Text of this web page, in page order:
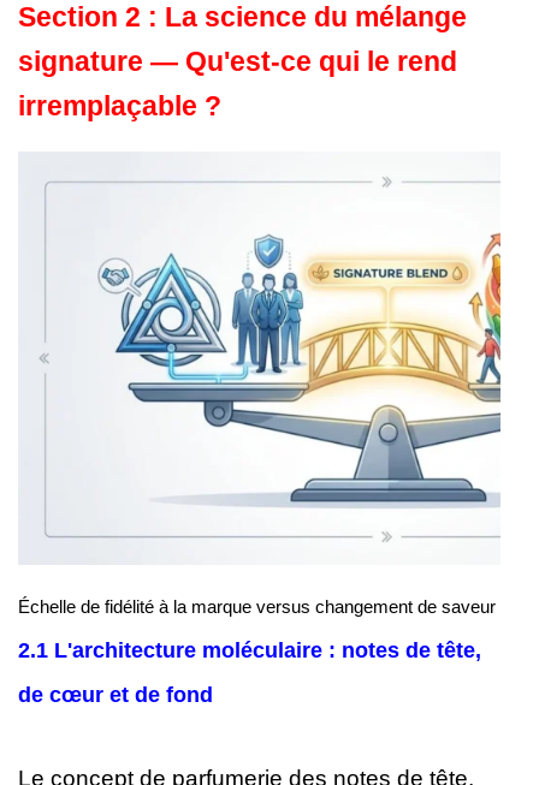
Section 2 : La science du mélange
signature — Qu'est-ce qui le rend
irremplaçable ?
Échelle de fidélité à la marque versus changement de saveur
2.1 L'architecture moléculaire : notes de tête,
de cœur et de fond
Le concept de parfumerie des notes de tête,